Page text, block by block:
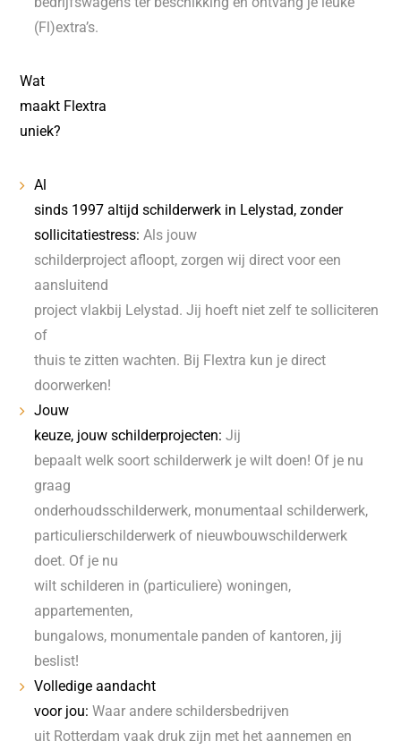
(Fl)extra’s.
Wat
maakt Flextra
uniek?
Al
sinds 1997 altijd schilderwerk in Lelystad, zonder
sollicitatiestress: Als jouw
schilderproject afloopt, zorgen wij direct voor een
aansluitend
project vlakbij Lelystad. Jij hoeft niet zelf te solliciteren
of
thuis te zitten wachten. Bij Flextra kun je direct
doorwerken!
Jouw
keuze, jouw schilderprojecten: Jij
bepaalt welk soort schilderwerk je wilt doen! Of je nu
graag
onderhoudsschilderwerk, monumentaal schilderwerk,
particulierschilderwerk of nieuwbouwschilderwerk
doet. Of je nu
wilt schilderen in (particuliere) woningen,
appartementen,
bungalows, monumentale panden of kantoren, jij
beslist!
Volledige aandacht
voor jou: Waar andere schildersbedrijven
uit Rotterdam vaak druk zijn met het aannemen en